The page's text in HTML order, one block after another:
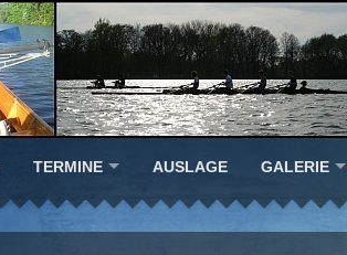
TERMINE AUSLAGE GALERIE